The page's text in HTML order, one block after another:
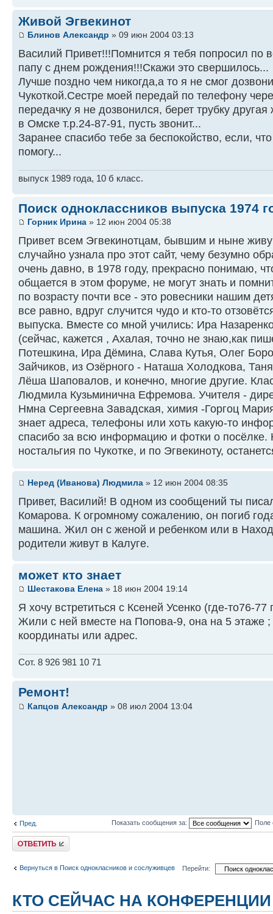
Живой Эгвекинот
Блинов Александр » 09 июн 2004 03:13
Василий Привет!!!Помнится я тебя попросил по
папу с днем рождения!!!Скажи это свершилось...
Лучше поздно чем никогда,а то я не смог
Чукоткой.Сестре моей передай по телефону
передачку я не дозвонился, берет трубку
в Омске т.р.24-87-91, пусть звонит...
Заранее спасибо тебе за беспокойство, если,
помогу...
выпуск 1989 года, 10 б класс.
Поиск одноклассников выпуска 1974
Горник Ирина » 12 июн 2004 05:38
Привет всем Эгвекинотцам, бывшим и ныне
случайно узнала про этот сайт, чему безумно
очень давно, в 1978 году, прекрасно понимаю,
общается в этом форуме, не могут знать и
по возрасту почти все - это ровесники нашим
все равно, вдруг случится чудо и кто-то
выпуска. Вместе со мной учились: Ира
(сейчас, кажется , Ахалая, точно не знаю,как
Потешкина, Ира Дёмина, Слава Кутья, Олег
Зайчиков, из Озёрного - Наташа Холодкова,
Лёша Шаповалов, и конечно, многие другие.
Людмила Кузьминична Ефремова. Учителя -
Нмна Сергеевна Завадская, химия -Горгоц
знает адреса, телефоны или хоть какую-то
спасибо за всю информацию и фотки о посёлке.
ностальгия по Чукотке, и по Эгвекиноту,
Неред (Иванова) Людмила » 12 июн 2004 08:35
Привет, Василий! В одном из сообщений ты
Комарова. К огромному сожалению, он погиб
машина. Жил он с женой и ребенком или в
родители живут в Калуге.
может кто знает
Шестакова Елена » 18 июн 2004 19:14
Я хочу встретиться с Ксеней Усенко (где-то76-
Жили с ней вместе на Попова-9, она на 5 этаже
координаты или адрес.
Сот. 8 926 981 10 71
Ремонт!
Капцов Александр » 08 июл 2004 13:04
Пред. Показать сообщения за: Поле
Ответить
Вернуться в Поиск однокласников и сослуживцев Перейти:
КТО СЕЙЧАС НА КОНФЕРЕНЦИИ